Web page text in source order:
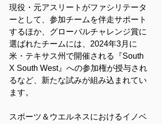
現役・元アスリートがファシリテータ
ーとして、参加チームを伴走サポート
するほか、グローバルチャレンジ賞に
選ばれたチームには、2024年3月に
米・テキサス州で開催される『South
X South West』への参加権が授与され
るなど、新たな試みが組み込まれてい
ます。
スポーツ＆ウエルネスにおけるイノベ